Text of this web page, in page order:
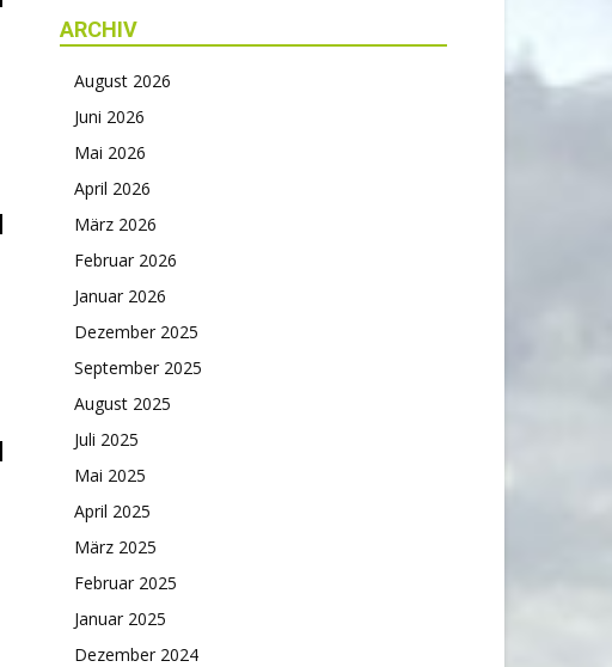
ARCHIV
August 2026
Juni 2026
Mai 2026
April 2026
März 2026
Februar 2026
Januar 2026
Dezember 2025
September 2025
August 2025
Juli 2025
Mai 2025
April 2025
März 2025
Februar 2025
Januar 2025
Dezember 2024